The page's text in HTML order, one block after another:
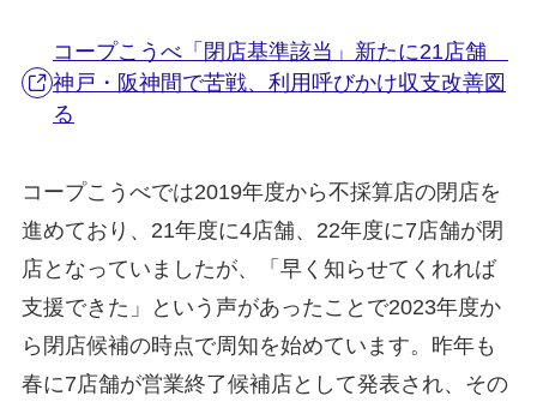
コープこうべ「閉店基準該当」新たに21店舗
神戸・阪神間で苦戦、利用呼びかけ収支改善図
る
コープこうべでは2019年度から不採算店の閉店を
進めており、21年度に4店舗、22年度に7店舗が閉
店となっていましたが、「早く知らせてくれれば
支援できた」という声があったことで2023年度か
ら閉店候補の時点で周知を始めています。昨年も
春に7店舗が営業終了候補店として発表され、その